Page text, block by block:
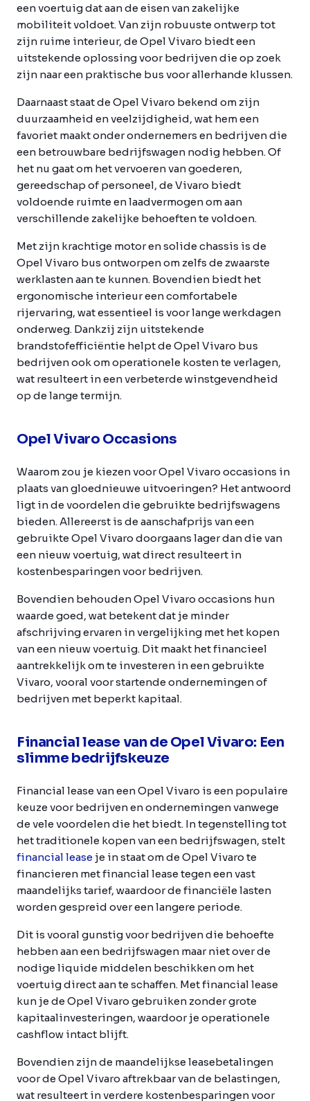
een voertuig dat aan de eisen van zakelijke
mobiliteit voldoet. Van zijn robuuste ontwerp tot
zijn ruime interieur, de Opel Vivaro biedt een
uitstekende oplossing voor bedrijven die op zoek
zijn naar een praktische bus voor allerhande klussen.
Daarnaast staat de Opel Vivaro bekend om zijn
duurzaamheid en veelzijdigheid, wat hem een
favoriet maakt onder ondernemers en bedrijven die
een betrouwbare bedrijfswagen nodig hebben. Of
het nu gaat om het vervoeren van goederen,
gereedschap of personeel, de Vivaro biedt
voldoende ruimte en laadvermogen om aan
verschillende zakelijke behoeften te voldoen.
Met zijn krachtige motor en solide chassis is de
Opel Vivaro bus ontworpen om zelfs de zwaarste
werklasten aan te kunnen. Bovendien biedt het
ergonomische interieur een comfortabele
rijervaring, wat essentieel is voor lange werkdagen
onderweg. Dankzij zijn uitstekende
brandstofefficiëntie helpt de Opel Vivaro bus
bedrijven ook om operationele kosten te verlagen,
wat resulteert in een verbeterde winstgevendheid
op de lange termijn.
Opel Vivaro Occasions
Waarom zou je kiezen voor Opel Vivaro occasions in
plaats van gloednieuwe uitvoeringen? Het antwoord
ligt in de voordelen die gebruikte bedrijfswagens
bieden. Allereerst is de aanschafprijs van een
gebruikte Opel Vivaro doorgaans lager dan die van
een nieuw voertuig, wat direct resulteert in
kostenbesparingen voor bedrijven.
Bovendien behouden Opel Vivaro occasions hun
waarde goed, wat betekent dat je minder
afschrijving ervaren in vergelijking met het kopen
van een nieuw voertuig. Dit maakt het financieel
aantrekkelijk om te investeren in een gebruikte
Vivaro, vooral voor startende ondernemingen of
bedrijven met beperkt kapitaal.
Financial lease van de Opel Vivaro: Een
slimme bedrijfskeuze
Financial lease van een Opel Vivaro is een populaire
keuze voor bedrijven en ondernemingen vanwege
de vele voordelen die het biedt. In tegenstelling tot
het traditionele kopen van een bedrijfswagen, stelt
financial lease je in staat om de Opel Vivaro te
financieren met financial lease tegen een vast
maandelijks tarief, waardoor de financiële lasten
worden gespreid over een langere periode.
Dit is vooral gunstig voor bedrijven die behoefte
hebben aan een bedrijfswagen maar niet over de
nodige liquide middelen beschikken om het
voertuig direct aan te schaffen. Met financial lease
kun je de Opel Vivaro gebruiken zonder grote
kapitaalinvesteringen, waardoor je operationele
cashflow intact blijft.
Bovendien zijn de maandelijkse leasebetalingen
voor de Opel Vivaro aftrekbaar van de belastingen,
wat resulteert in verdere kostenbesparingen voor